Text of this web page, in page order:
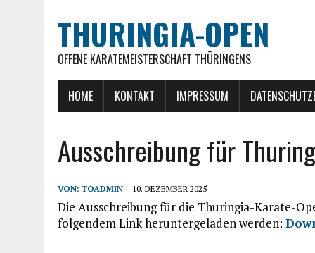
THURINGIA-OPEN
OFFENE KARATEMEISTERSCHAFT THÜRINGENS
HOME KONTAKT IMPRESSUM
Ausschreibung für
VON: TOADMIN 10. DEZEMBER 2025
Die Ausschreibung für die Thuringia-Karate-
folgendem Link heruntergeladen werden: